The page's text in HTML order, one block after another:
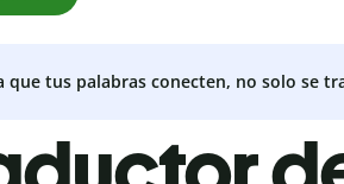
tus palabras conecten, no solo se